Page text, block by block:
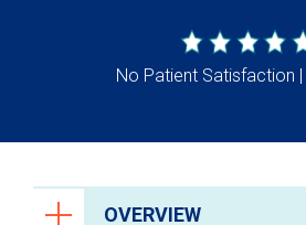
No Patient Satisfaction
OVERVIEW